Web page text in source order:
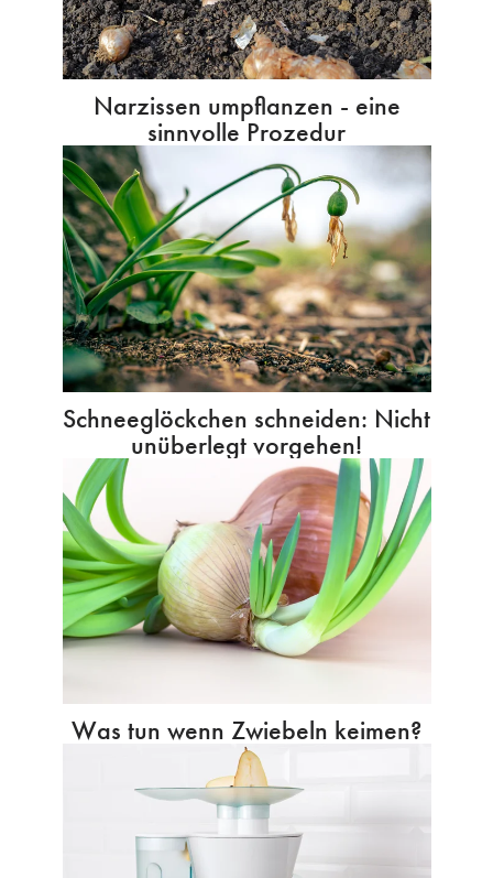
Narzissen umpflanzen - eine
sinnvolle Prozedur
Schneeglöckchen schneiden: Nicht
unüberlegt vorgehen!
Was tun wenn Zwiebeln keimen?